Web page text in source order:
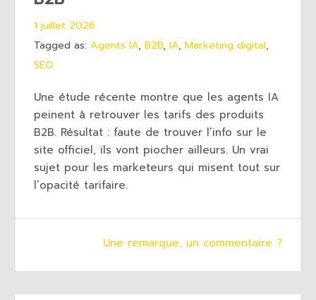
1 juillet 2026
Tagged as:Agents IA,B2B,IA,Marketing digital,
SEO
Une étude récente montre que les agents IA
peinent à retrouver les tarifs des produits
B2B. Résultat : faute de trouver l’info sur le
site officiel, ils vont piocher ailleurs. Un vrai
sujet pour les marketeurs qui misent tout sur
l’opacité tarifaire.
Une remarque, un commentaire ?